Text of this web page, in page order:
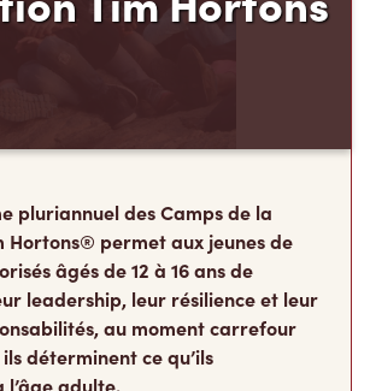
Hortons® permet aux jeunes de
âgés de 12 à 16 ans de
leadership, leur résilience et leur
au moment carrefour
déterminent ce qu’ils
adulte.